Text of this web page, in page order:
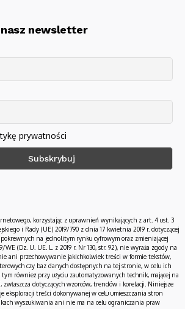
nasz newsletter
prywatności
korzystając z uprawnień wynikających z art. 4 ust. 3
i Rady (UE) 2019/790 z dnia 17 kwietnia 2019 r. dotyczącej
na jednolitym rynku cyfrowym oraz zmieniającej
(Dz. U. UE. L. z 2019 r. Nr 130, str. 92), nie wyraża zgody na
ani przechowywanie jakichkolwiek treści w formie tekstów,
czy baz danych dostępnych na tej stronie, w celu ich
również przy użyciu zautomatyzowanych technik, mającej na
dotyczących wzorców, trendów i korelacji. Niniejsze
eksploracji treści dokonywanej w celu umieszczania stron
wyszukiwania ani nie ma na celu ograniczania praw